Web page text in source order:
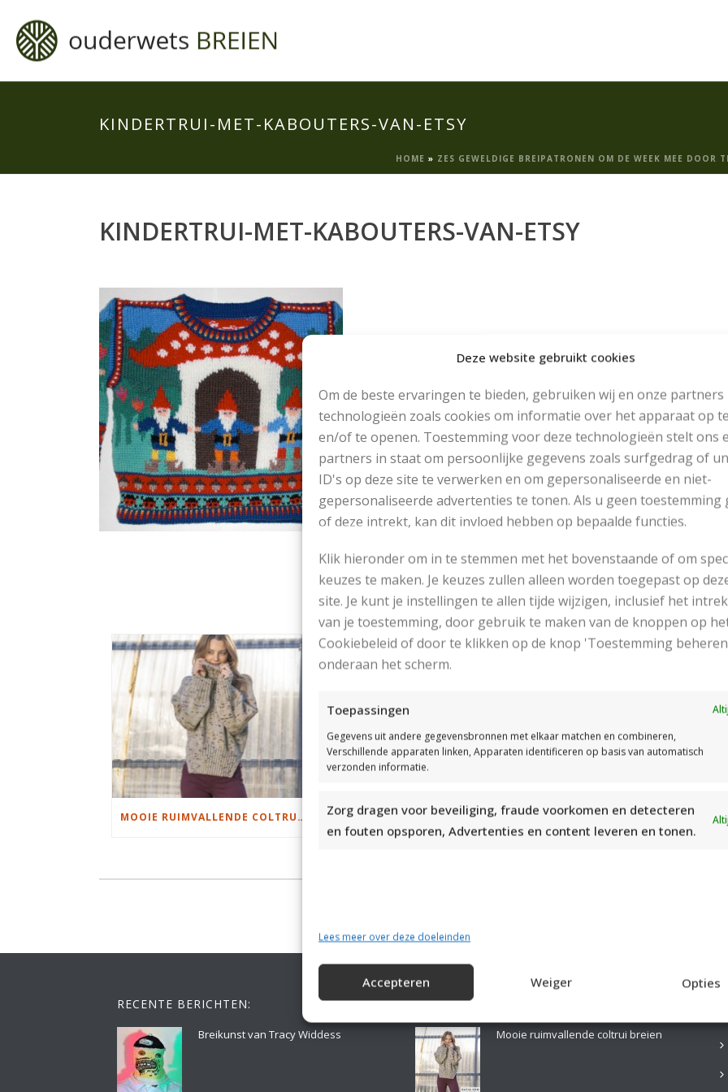
Deze website gebruikt cookies
Om de beste ervaringen te bieden, gebruiken wij en onze partners
technologieën zoals cookies om informatie over het apparaat op
en/of te openen. Toestemming voor deze technologieën stelt ons
partners in staat om persoonlijke gegevens zoals surfgedrag of
ID's op deze site te verwerken en om gepersonaliseerde en niet-
gepersonaliseerde advertenties te tonen. Als u geen toestemming
of deze intrekt, kan dit invloed hebben op bepaalde functies.
Klik hieronder om in te stemmen met het bovenstaande of om
keuzes te maken. Je keuzes zullen alleen worden toegepast op
site. Je kunt je instellingen te allen tijde wijzigen, inclusief het
van je toestemming, door gebruik te maken van de knoppen op
Cookiebeleid of door te klikken op de knop 'Toestemming
onderaan het scherm.
Toepassingen
Gegevens uit andere gegevensbronnen met elkaar matchen en combineren,
Verschillende apparaten linken, Apparaten identificeren op basis van automatisch
verzonden informatie.
Zorg dragen voor beveiliging, fraude voorkomen en detecteren
en fouten opsporen, Advertenties en content leveren en tonen.
Lees meer over deze doeleinden
Accepteren Weiger Opties
KINDERTRUI-MET-KABOUTERS-VAN-ETSY
HOME » ZES GEWELDIGE BREIPATRONEN OM DE WEEK MEE DOOR
KINDERTRUI-MET-KABOUTERS-VAN-ETSY
RECENT POSTS
MOOIE RUIMVALLENDE COLTRUI BREIEN MOOIE DIKGESTREEPTE SOKKEN BREIEN VAN DURABLE GAREN
RECENTE BERICHTEN:
Breikunst van Tracy Widdess
LAATSTE PATRONEN:
Mooie ruimvallende coltrui breien